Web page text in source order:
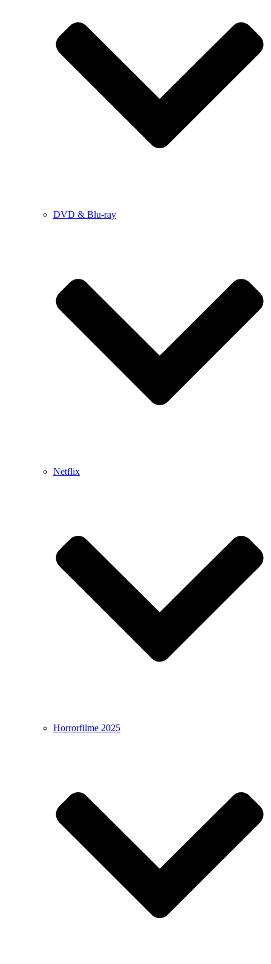
DVD & Blu-ray
Netflix
Horrorfilme 2025